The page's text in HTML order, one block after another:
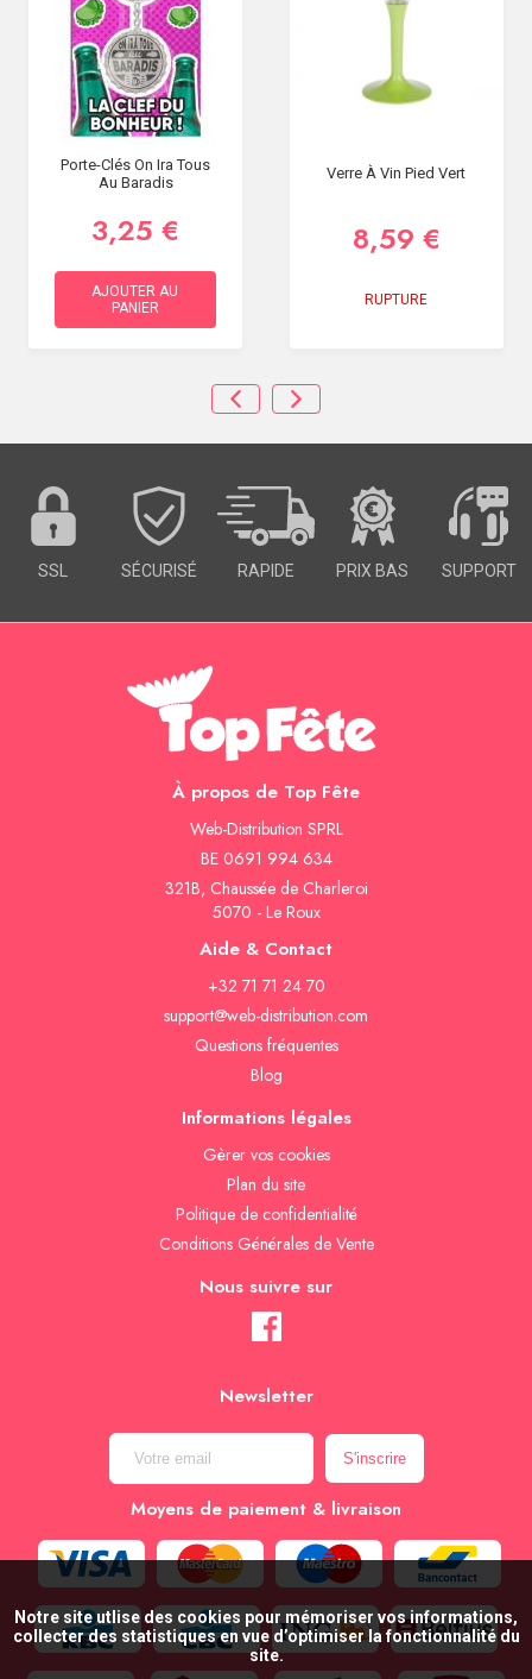
Porte-Clés On Ira Tous
Au Baradis
3,25 €
AJOUTER AU
PANIER
Verre À Vin Pied Vert
8,59 €
RUPTURE
SSL SÉCURISÉ RAPIDE PRIX BAS SUPPORT
À propos de Top Fête
Web-Distribution SPRL
BE 0691 994 634
321B, Chaussée de Charleroi
5070 - Le Roux
Aide & Contact
+32 71 71 24 70
support@web-distribution.com
Questions fréquentes
Blog
Informations légales
Gèrer vos cookies
Plan du site
Politique de confidentialité
Conditions Générales de Vente
Nous suivre sur
Newsletter
Moyens de paiement & livraison
Notre site utlise des cookies pour mémoriser vos informations,
collecter des statistiques en vue d’optimiser la fonctionnalité du
site.